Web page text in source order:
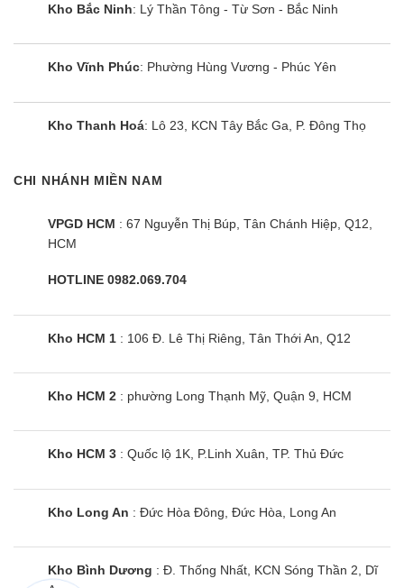
Kho Bắc Ninh: Lý Thần Tông - Từ Sơn - Bắc Ninh
Kho Vĩnh Phúc: Phường Hùng Vương - Phúc Yên
Kho Thanh Hoá: Lô 23, KCN Tây Bắc Ga, P. Đông Thọ
CHI NHÁNH MIỀN NAM
VPGD HCM : 67 Nguyễn Thị Búp, Tân Chánh Hiệp, Q12,
HCM
HOTLINE 0982.069.704
Kho HCM 1 : 106 Đ. Lê Thị Riêng, Tân Thới An, Q12
Kho HCM 2 : phường Long Thạnh Mỹ, Quận 9, HCM
Kho HCM 3 : Quốc lộ 1K, P.Linh Xuân, TP. Thủ Đức
Kho Long An : Đức Hòa Đông, Đức Hòa, Long An
Kho Bình Dương : Đ. Thống Nhất, KCN Sóng Thần 2, Dĩ